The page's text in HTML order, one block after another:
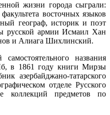
жизни города сыграли:
восточных языков
географ, историк и поэт
русской армии Исмаил Хан
и Алиага Шихлинский.
названия
в 1861 году книги Мирзы
азербайджано-татарского
отделе Русского
коллекций предметов по